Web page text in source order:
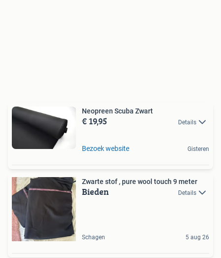
Neopreen Scuba Zwart
€ 19,95 Details
Bezoek website Gisteren
Zwarte stof , pure wool touch 9 meter
Bieden Details
Schagen 5 aug 26